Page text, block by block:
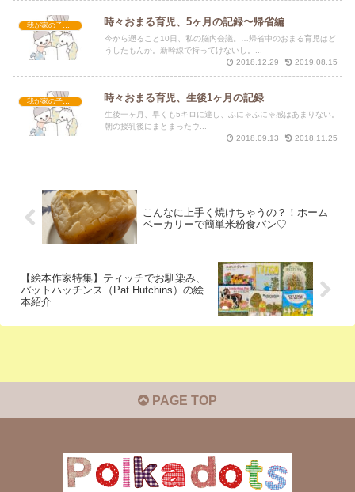
我が家の子育て 時々おまる育児、5ヶ月の記録〜帰省編
今から遡ること10日、私の脳内会議。…帰省中のおまる育児はど
うしたもんか。新幹線で持ってけないし。...
2018.12.29
2019.08.15
我が家の子育て 時々おまる育児、生後1ヶ月の記録
生後一ヶ月、早くも5キロに達し、ふにゃふにゃ感はあまりない。
朝の授乳後にまとまったウ...
2018.09.13
2018.11.25
こんなに上手く焼けちゃうの？！ホーム
ベーカリーで簡単米粉食パン♡
【絵本作家特集】ティッチでお馴染み、
パットハッチンス（Pat Hutchins）の絵
本紹介
PAGE TOP